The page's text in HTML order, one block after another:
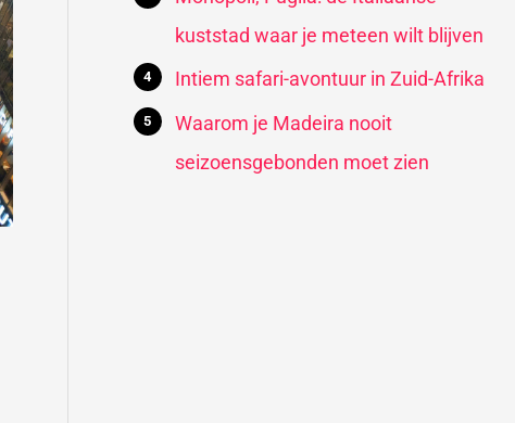
kuststad waar je meteen wilt blijven
Intiem safari-avontuur in Zuid-Afrika
Waarom je Madeira nooit
seizoensgebonden moet zien